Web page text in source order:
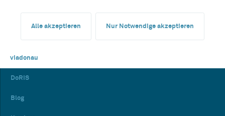
Alle akzeptieren Nur Notwendige akzeptieren
viadonau
DoRIS
Blog